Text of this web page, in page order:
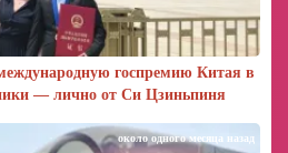
госпремию Китая в
— лично от Си Цзиньпиня
около одного месяца назад